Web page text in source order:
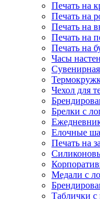
Печать на
Печать на
Печать на
Печать на
Печать на
Часы
Чехол для
Брелки с
Елочные
Печать на
Медали с
Таблички с